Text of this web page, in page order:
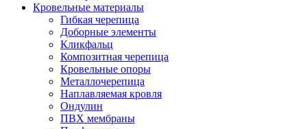
Кровельные материалы
Гибкая черепица
Доборные элементы
Кликфальц
Композитная черепица
Кровельные опоры
Металлочерепица
Наплавляемая кровля
Ондулин
ПВХ мембраны